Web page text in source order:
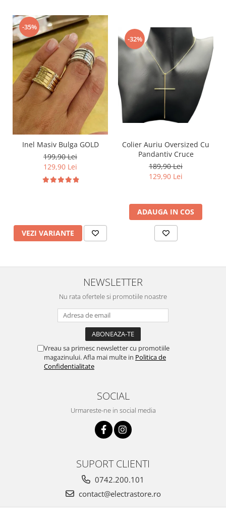
-35%
Inel Masiv Bulga GOLD
199,90 Lei
129,90 Lei
VEZI VARIANTE
-32%
Colier Auriu Oversized Cu
Pandantiv Cruce
189,90 Lei
129,90 Lei
ADAUGA IN COS
NEWSLETTER
Nu rata ofertele si promotiile noastre
Vreau sa primesc newsletter cu promotiile
magazinului. Afla mai multe in Politica de
Confidentialitate
SOCIAL
Urmareste-ne in social media
SUPORT CLIENTI
0742.200.101
contact@electrastore.ro